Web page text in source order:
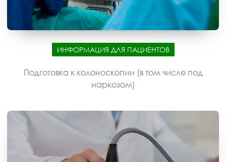
ИНФОРМАЦИЯ ДЛЯ ПАЦИЕНТОВ
Подготовка к колоноскопии (в том числе под
наркозом)